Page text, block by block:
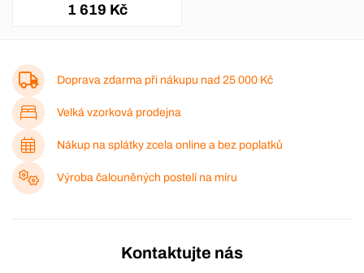
1 619 Kč
Doprava zdarma při nákupu nad 25 000 Kč
Velká vzorková prodejna
Nákup na splátky zcela online a bez poplatků
Výroba čalouněných postelí na míru
Kontaktujte nás